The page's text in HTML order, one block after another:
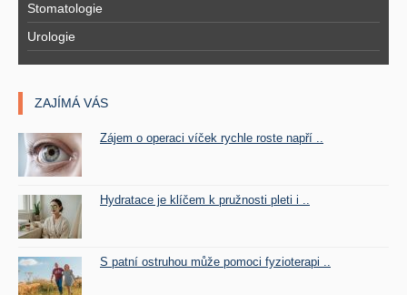
Stomatologie
Urologie
ZAJÍMÁ VÁS
Zájem o operaci víček rychle roste napří ..
Hydratace je klíčem k pružnosti pleti i ..
S patní ostruhou může pomoci fyzioterapi ..